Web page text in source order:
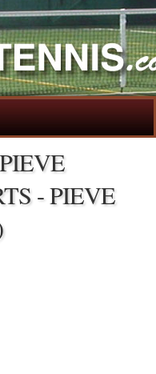
- PIEVE